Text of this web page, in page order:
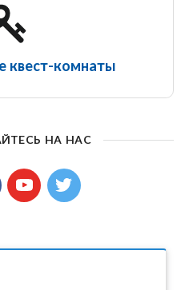
квест-комнаты
НА НАС